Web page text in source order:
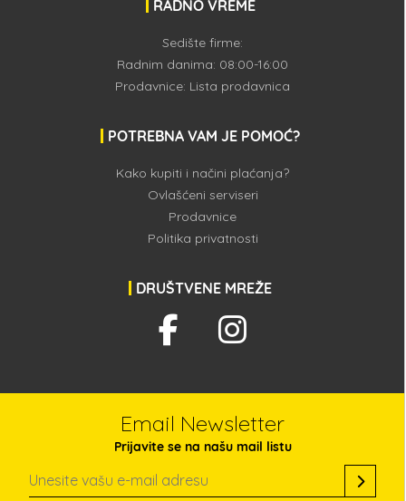
RADNO VREME
Sedište firme:
Radnim danima: 08:00-16:00
Prodavnice: Lista prodavnica
POTREBNA VAM JE POMOĆ?
Kako kupiti i načini plaćanja?
Ovlašćeni serviseri
Prodavnice
Politika privatnosti
DRUŠTVENE MREŽE
Email Newsletter
Prijavite se na našu mail listu